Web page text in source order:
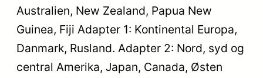
på
mmelser
Australien, New Zealand, Papua New
Guinea, Fiji Adapter 1: Kontinental Europa,
Danmark, Rusland. Adapter 2: Nord, syd og
central Amerika, Japan, Canada, Østen